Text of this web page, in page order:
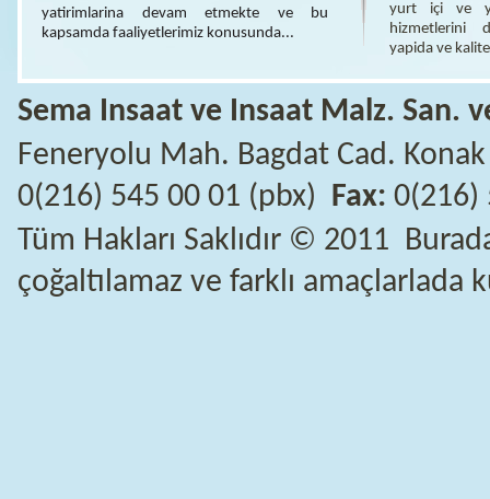
yurt içi ve
hizmetlerini
yapida ve
Sema Insaat ve Insaat Malz. San.
Feneryolu Mah. Bagdat Cad.
0(216) 545 00 01 (pbx) Fax: 0(216)
Tüm Hakları Saklıdır © 2011
çoğaltılamaz ve farklı amaçlarlada